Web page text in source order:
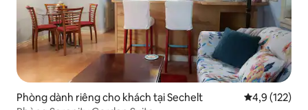
Phòng dành riêng cho khách tại Sechelt Xếp hạng
4,9 (122)